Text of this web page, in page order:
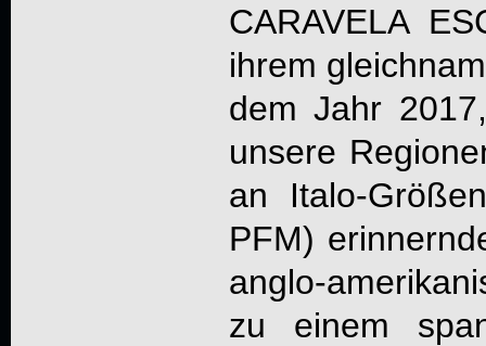
CARAVELA
ihrem
dem Jahr
unsere
an Italo-
PFM)
anglo-
zu einem